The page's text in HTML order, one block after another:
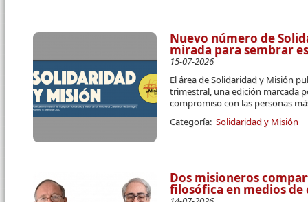
Nuevo número de
mirada para sembrar
15-07-2026
El área de Solidaridad y Misión
trimestral, una edición marcada
compromiso con las personas
Categoría: Solidaridad y Misión
Dos misioneros
filosófica en medios